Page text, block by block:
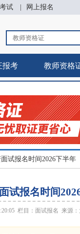
试 网上报名
报考 教师资格
试报名时间2026下半年
试报名时间
栏目： 面试报名 来源：